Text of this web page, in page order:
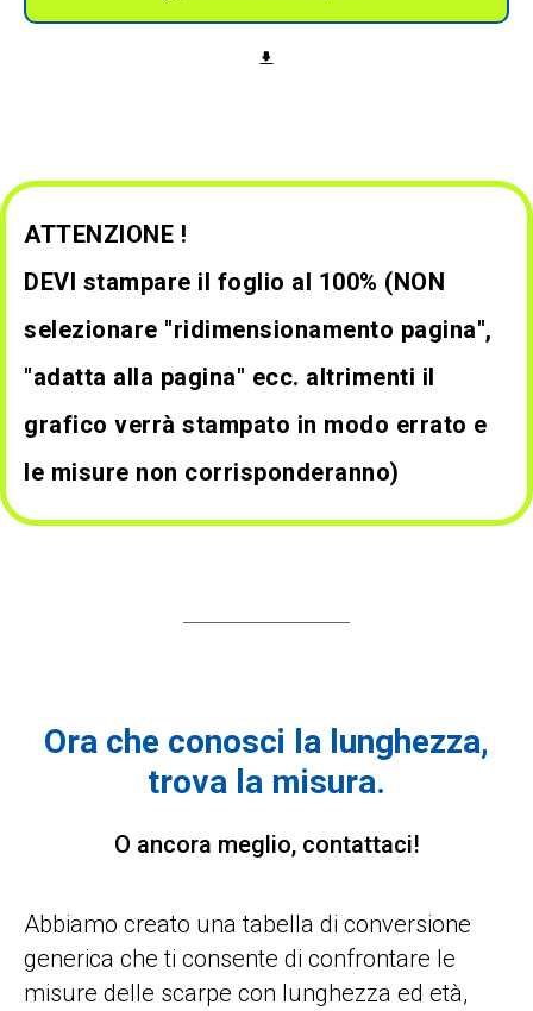
ATTENZIONE !
DEVI stampare il foglio al 100% (NON
selezionare "ridimensionamento pagina",
"adatta alla pagina" ecc. altrimenti il
grafico verrà stampato in modo errato e
le misure non corrisponderanno)
Ora che conosci la lunghezza,
trova la misura.
O ancora meglio, contattaci!
Abbiamo creato una tabella di conversione
generica che ti consente di confrontare le
misure delle scarpe con lunghezza ed età,